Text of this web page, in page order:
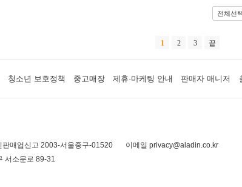
전체선
1 2 3 끝
청소년 보호정책 중고매장 제휴·마케팅 안내 판매자 매니저
판매업신고 2003-서울중구-01520
이메일 privacy@aladin.co.kr
서소문로 89-31